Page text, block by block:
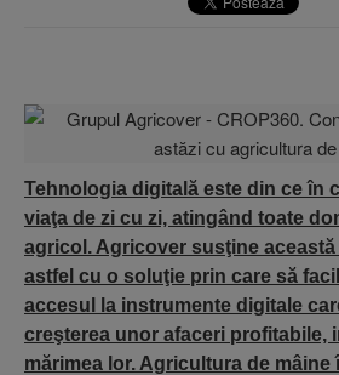
Tehnologia digitală este din ce în
viaţa de zi cu zi, atingând toate
agricol. Agricover susţine
astfel cu o soluţie prin care să
accesul la instrumente digitale
creşterea unor afaceri profitabile,
mărimea lor. Agricultura de mâine